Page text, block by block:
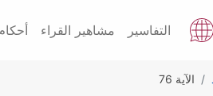
التفاسير مشاهير القراء
الآية 76